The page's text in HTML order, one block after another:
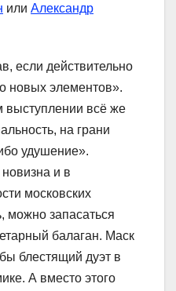
или Александр
если действительно
новых элементов».
выступлении всё же
на грани
удушение».
и в
московских
можно запасаться
балаган. Маск
блестящий дуэт в
А вместо этого